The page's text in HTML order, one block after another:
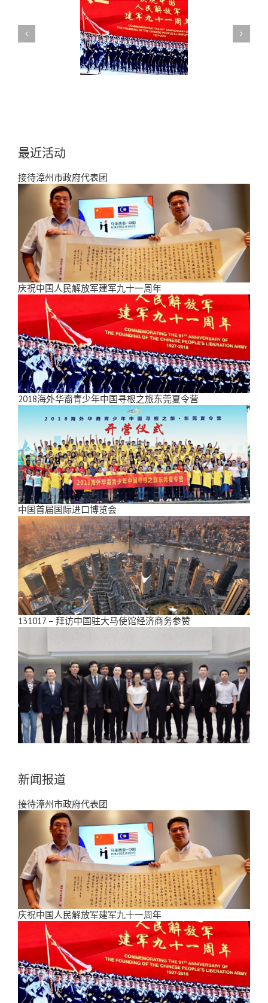
国人民解放军建军九
2018海外华裔青少年中国寻
根之旅东莞夏令营
最近活动
接待漳州市政府代表团
庆祝中国人民解放军建军九十一周年
2018海外华裔青少年中国寻根之旅东莞夏令营
中国首届国际进口博览会
131017 – 拜访中国驻大马使馆经济商务参赞
新闻报道
接待漳州市政府代表团
庆祝中国人民解放军建军九十一周年